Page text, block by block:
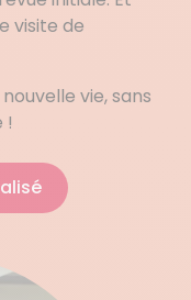
visite de
vie, sans
!